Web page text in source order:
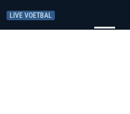
LIVE VOETBAL